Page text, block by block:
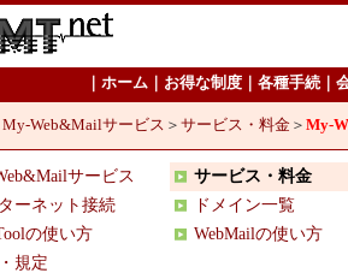
ホーム お得な制度 各種手続
My-Web&Mailサービス ＞ サービス・料金 ＞ My-
サービス
サービス・料金
ーネット接続
ドメイン一覧
の使い方
WebMailの使い方
規定